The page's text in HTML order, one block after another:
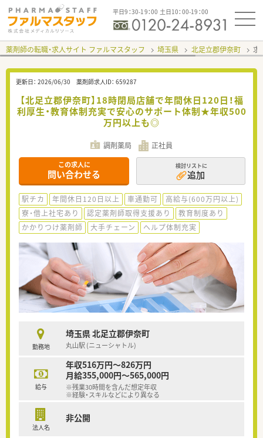
平日9：30-19：00 土日10：00-19：00
薬剤師の転職・求人サイト ファルマスタッフ 埼玉県 北足立郡伊奈町 求
更新日： 2026/06/30 薬剤師求人ID： 659287
【北足立郡伊奈町】18時閉局店舗で年間休日120日！福
利厚生・教育体制充実で安心のサポート体制★年収500
万円以上も◎
調剤薬局 正社員
この求人に
問い合わせる
検討リストに
追加
駅チカ 年間休日120日以上 車通勤可
高給与(600万円以上)
寮・借上社宅あり
認定薬剤師取得支援あり
教育制度あり
かかりつけ薬剤師
大手チェーン ヘルプ体制充実
勤務地
埼玉県 北足立郡伊奈町
丸山駅 (ニューシャトル)
給与
年収516万円～826万円
月給355,000円～565,000円
※残業30時間を含んだ想定年収
※経験・スキルなどにより異なる
法人名
非公開